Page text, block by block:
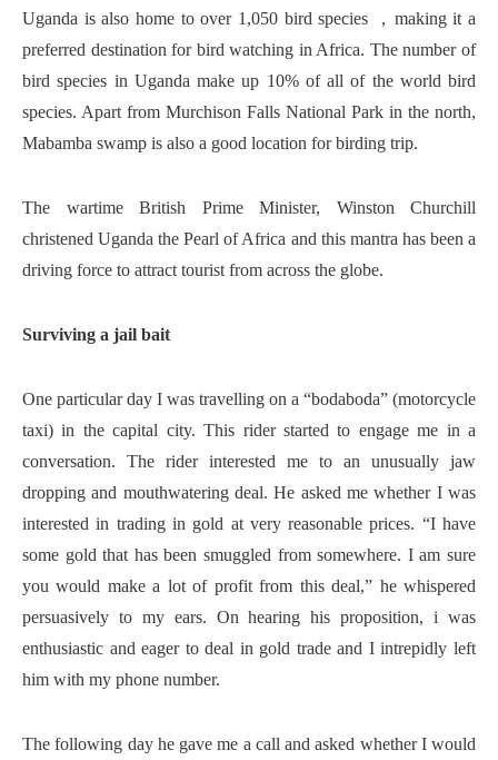
Uganda is also home to over 1,050 bird species ，making it a
preferred destination for bird watching in Africa. The number of
bird species in Uganda make up 10% of all of the world bird
species. Apart from Murchison Falls National Park in the north,
Mabamba swamp is also a good location for birding trip.
The wartime British Prime Minister, Winston Churchill
christened Uganda the Pearl of Africa and this mantra has been a
driving force to attract tourist from across the globe.
Surviving a jail bait
One particular day I was travelling on a “bodaboda” (motorcycle
taxi) in the capital city. This rider started to engage me in a
conversation. The rider interested me to an unusually jaw
dropping and mouthwatering deal. He asked me whether I was
interested in trading in gold at very reasonable prices. “I have
some gold that has been smuggled from somewhere. I am sure
you would make a lot of profit from this deal,” he whispered
persuasively to my ears. On hearing his proposition, i was
enthusiastic and eager to deal in gold trade and I intrepidly left
him with my phone number.
The following day he gave me a call and asked whether I would